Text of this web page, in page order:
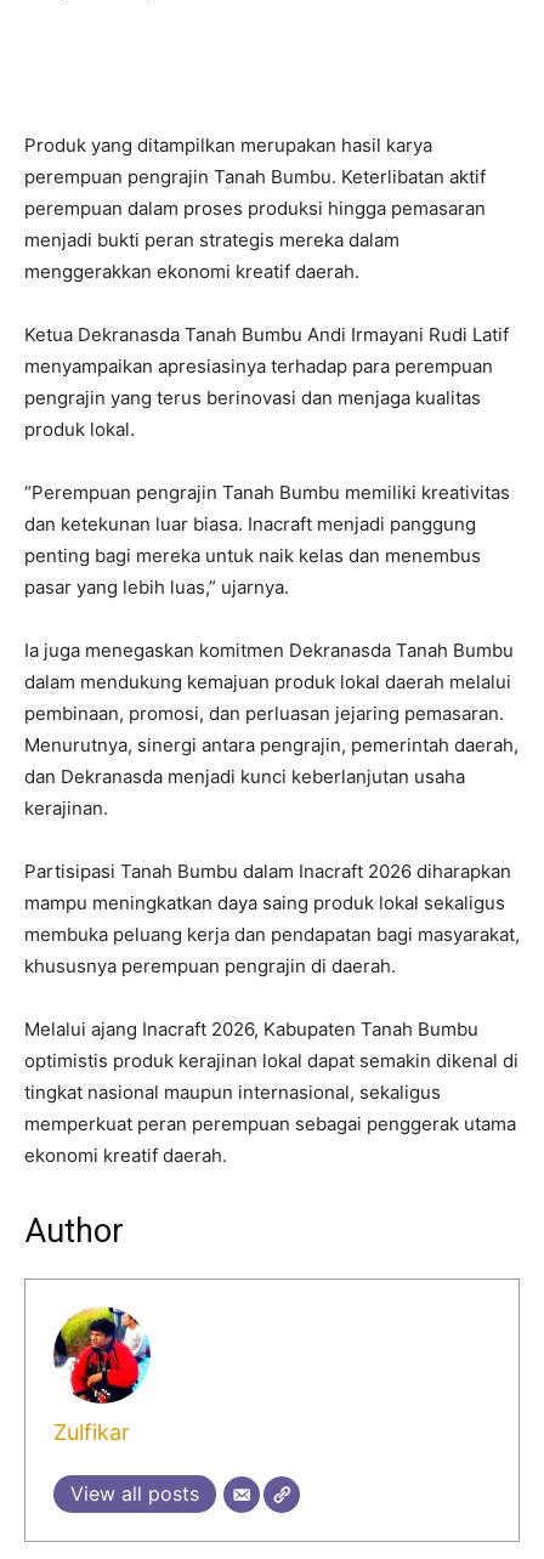
Produk yang ditampilkan merupakan hasil karya
perempuan pengrajin Tanah Bumbu. Keterlibatan aktif
perempuan dalam proses produksi hingga pemasaran
menjadi bukti peran strategis mereka dalam
menggerakkan ekonomi kreatif daerah.
Ketua Dekranasda Tanah Bumbu Andi Irmayani Rudi Latif
menyampaikan apresiasinya terhadap para perempuan
pengrajin yang terus berinovasi dan menjaga kualitas
produk lokal.
“Perempuan pengrajin Tanah Bumbu memiliki kreativitas
dan ketekunan luar biasa. Inacraft menjadi panggung
penting bagi mereka untuk naik kelas dan menembus
pasar yang lebih luas,” ujarnya.
Ia juga menegaskan komitmen Dekranasda Tanah Bumbu
dalam mendukung kemajuan produk lokal daerah melalui
pembinaan, promosi, dan perluasan jejaring pemasaran.
Menurutnya, sinergi antara pengrajin, pemerintah daerah,
dan Dekranasda menjadi kunci keberlanjutan usaha
kerajinan.
Partisipasi Tanah Bumbu dalam Inacraft 2026 diharapkan
mampu meningkatkan daya saing produk lokal sekaligus
membuka peluang kerja dan pendapatan bagi masyarakat,
khususnya perempuan pengrajin di daerah.
Melalui ajang Inacraft 2026, Kabupaten Tanah Bumbu
optimistis produk kerajinan lokal dapat semakin dikenal di
tingkat nasional maupun internasional, sekaligus
memperkuat peran perempuan sebagai penggerak utama
ekonomi kreatif daerah.
Author
Zulfikar
View all posts